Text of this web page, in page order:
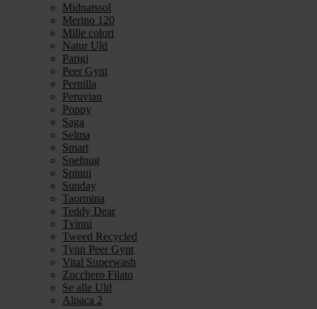
Midnatssol
Merino 120
Mille colori
Natur Uld
Parigi
Peer Gynt
Pernilla
Peruvian
Poppy
Saga
Selma
Smart
Snefnug
Spinni
Sunday
Taormina
Teddy Dear
Tvinni
Tweed Recycled
Tynn Peer Gynt
Vital Superwash
Zucchero Filato
Se alle Uld
Alpaca 2